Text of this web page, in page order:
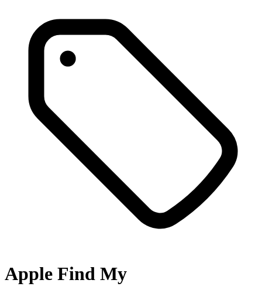
Apple Find My